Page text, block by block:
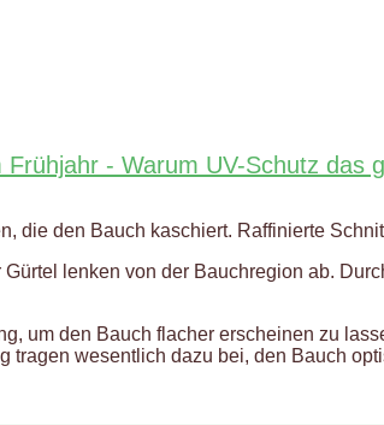
- Warum UV-Schutz das
die den Bauch kaschiert. Raffinierte
lenken von der Bauchregion ab.
um den Bauch flacher erscheinen zu
tragen wesentlich dazu bei, den Bauch